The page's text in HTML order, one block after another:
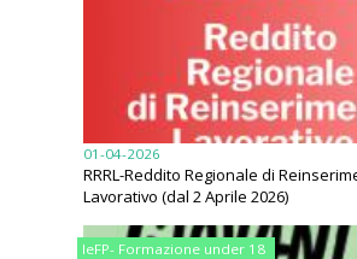
01-04-2026
RRRL-Reddito Regionale di
Lavorativo (dal 2 Aprile 2026)
IeFP- Formazione under 18